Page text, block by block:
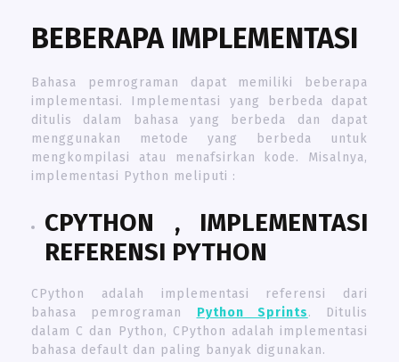
BEBERAPA IMPLEMENTASI
Bahasa pemrograman dapat memiliki beberapa
implementasi. Implementasi yang berbeda dapat
ditulis dalam bahasa yang berbeda dan dapat
menggunakan metode yang berbeda untuk
mengkompilasi atau menafsirkan kode. Misalnya,
implementasi Python meliputi :
CPYTHON , IMPLEMENTASI
REFERENSI PYTHON
CPython adalah implementasi referensi dari
bahasa pemrograman Python Sprints. Ditulis
dalam C dan Python, CPython adalah implementasi
bahasa default dan paling banyak digunakan.